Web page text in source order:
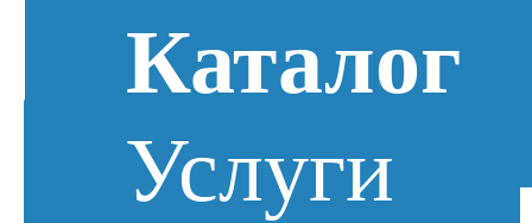
Каталог
Услуги